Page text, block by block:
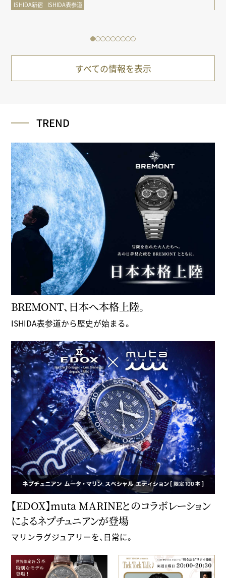
ISHIDA新宿 ISHIDA表参道
すべての情報を表示
TREND
BREMONT、日本へ本格上陸。
ISHIDA表参道から歴史が始まる。
【EDOX】muta MARINEとのコラボレーション
によるネプチュニアンが登場
マリンラグジュアリーを、日常に。